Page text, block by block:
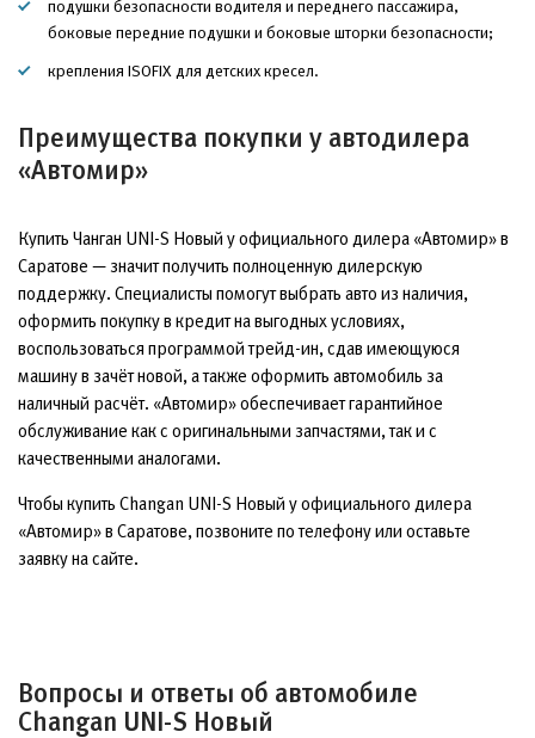
подушки безопасности водителя и переднего пассажира,
боковые передние подушки и боковые шторки безопасности;
крепления ISOFIX для детских кресел.
Преимущества покупки у автодилера
«Автомир»
Купить Чанган UNI-S Новый у официального дилера «Автомир» в
Саратове — значит получить полноценную дилерскую
поддержку. Специалисты помогут выбрать авто из наличия,
оформить покупку в кредит на выгодных условиях,
воспользоваться программой трейд-ин, сдав имеющуюся
машину в зачёт новой, а также оформить автомобиль за
наличный расчёт. «Автомир» обеспечивает гарантийное
обслуживание как с оригинальными запчастями, так и с
качественными аналогами.
Чтобы купить Changan UNI-S Новый у официального дилера
«Автомир» в Саратове, позвоните по телефону или оставьте
заявку на сайте.
Вопросы и ответы об автомобиле
Changan UNI-S Новый